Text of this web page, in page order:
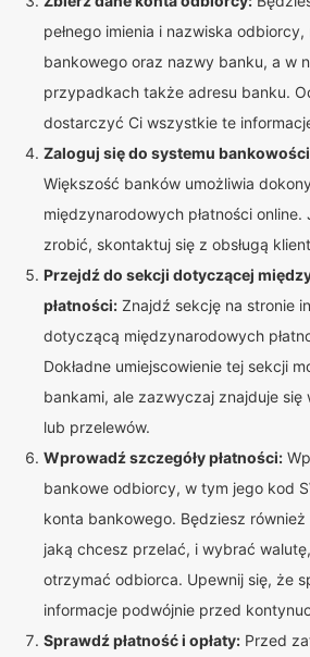
pełnego imienia i nazwiska
bankowego oraz nazwy banku, a w
przypadkach także adresu banku.
dostarczyć Ci wszystkie te
Zaloguj się do systemu
Większość banków umożliwia
międzynarodowych płatności online.
zrobić, skontaktuj się z obsługą
Przejdź do sekcji dotyczącej
płatności: Znajdź sekcję na stronie
dotyczącą międzynarodowych
Dokładne umiejscowienie tej sekcji
bankami, ale zazwyczaj znajduje się
lub przelewów.
Wprowadź szczegóły płatności:
bankowe odbiorcy, w tym jego kod
konta bankowego. Będziesz również
jaką chcesz przelać, i wybrać
otrzymać odbiorca. Upewnij się, że
informacje podwójnie przed
Sprawdź płatność i opłaty: Przed